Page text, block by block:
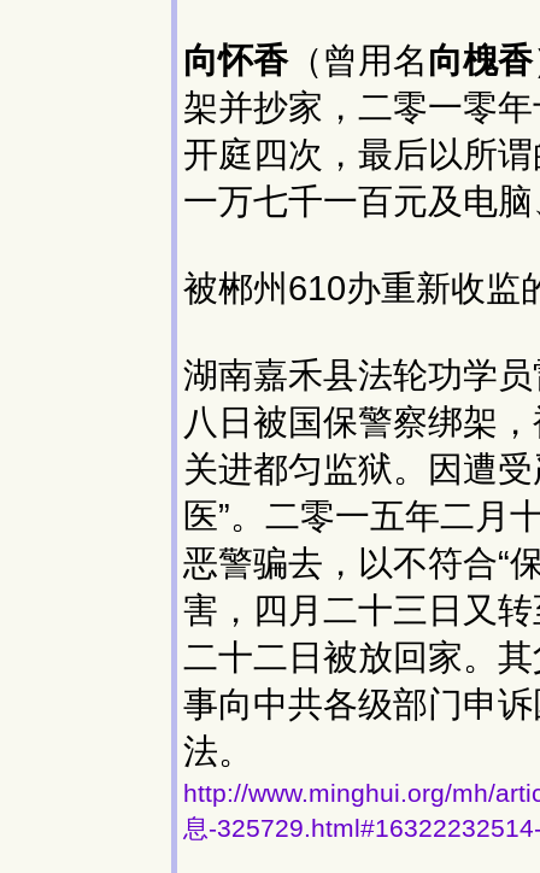
向怀香（曾用名向槐香
架并抄家，二零一零
开庭四次，最后以所
一万七千一百元及电
被郴州610办重新收监
湖南嘉禾县法轮功学
八日被国保警察绑架
关进都匀监狱。因遭
医”。二零一五年二月
恶警骗去，以不符合“
害，四月二十三日又
二十二日被放回家。
事向中共各级部门申
法。
http://www.minghui.org/mh/
息-